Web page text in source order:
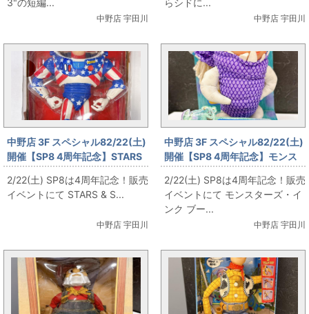
3"の短編...
中野店 宇田川
らシドに...
中野店 宇田川
中野店 3F スペシャル82/22(土)
開催【SP8 4周年記念】STARS
& STRIPES BUZZ LIGHTYEAR
を販売します！
2/22(土) SP8は4周年記念！販売
イベントにて STARS & S...
中野店 宇田川
中野店 3F スペシャル82/22(土)
開催【SP8 4周年記念】モンス
ターズ・インク ブー ベーシック
ぬいぐるみ を販売します！
2/22(土) SP8は4周年記念！販売
イベントにて モンスターズ・イ
ンク ブー...
中野店 宇田川